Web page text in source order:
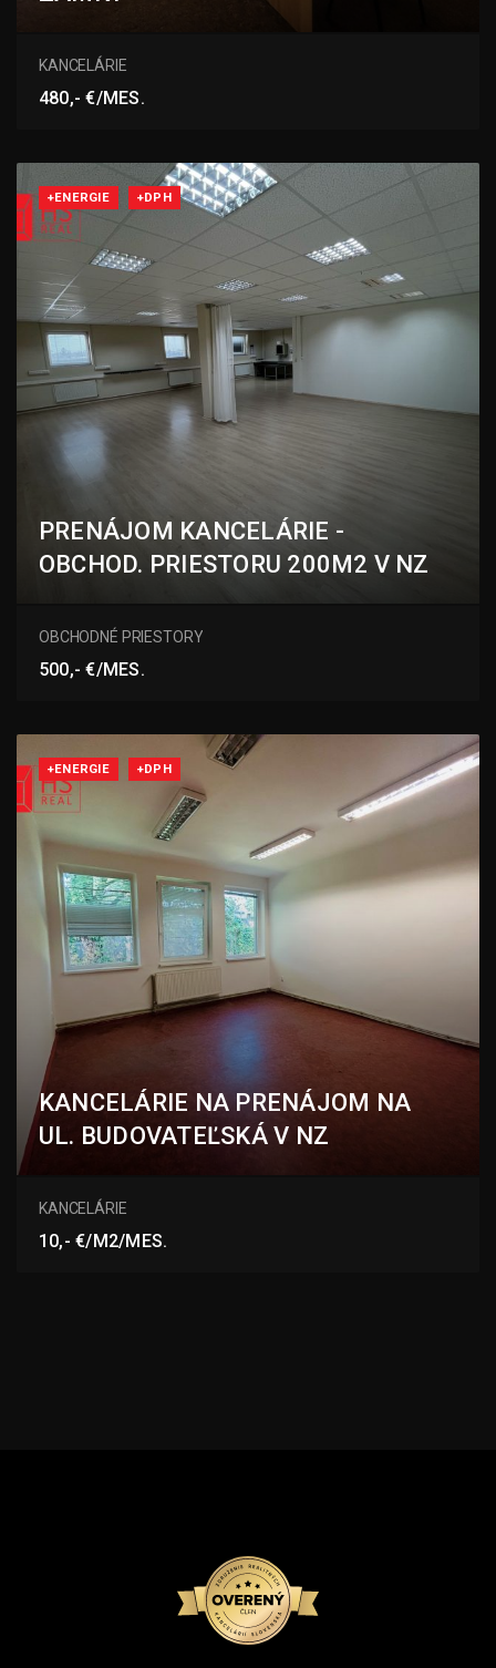
Bratov Boldigarovcov, Nové Zámky
KANCELÁRIE
480,- €/MES.
+ENERGIE +DPH
PRENÁJOM KANCELÁRIE -
OBCHOD. PRIESTORU 200M2 V NZ
Zelená, Nové Zámky
OBCHODNÉ PRIESTORY
500,- €/MES.
+ENERGIE +DPH
KANCELÁRIE NA PRENÁJOM NA
UL. BUDOVATEĽSKÁ V NZ
Budovateľská, Nové Zámky
KANCELÁRIE
10,- €/M2/MES.